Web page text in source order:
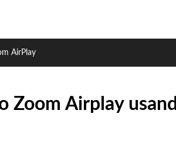
AirPlay
Zoom Airplay